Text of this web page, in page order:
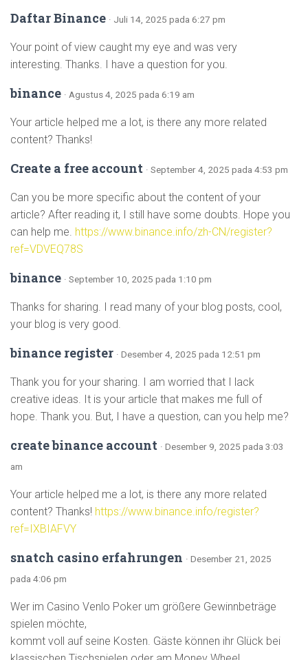
Daftar Binance · Juli 14, 2025 pada 6:27 pm
Your point of view caught my eye and was very
interesting. Thanks. I have a question for you.
binance · Agustus 4, 2025 pada 6:19 am
Your article helped me a lot, is there any more related
content? Thanks!
Create a free account · September 4, 2025 pada 4:53 pm
Can you be more specific about the content of your
article? After reading it, I still have some doubts. Hope you
can help me. https://www.binance.info/zh-CN/register?
ref=VDVEQ78S
binance · September 10, 2025 pada 1:10 pm
Thanks for sharing. I read many of your blog posts, cool,
your blog is very good.
binance register · Desember 4, 2025 pada 12:51 pm
Thank you for your sharing. I am worried that I lack
creative ideas. It is your article that makes me full of
hope. Thank you. But, I have a question, can you help me?
create binance account · Desember 9, 2025 pada 3:03
am
Your article helped me a lot, is there any more related
content? Thanks! https://www.binance.info/register?
ref=IXBIAFVY
snatch casino erfahrungen · Desember 21, 2025
pada 4:06 pm
Wer im Casino Venlo Poker um größere Gewinnbeträge
spielen möchte,
kommt voll auf seine Kosten. Gäste können ihr Glück bei